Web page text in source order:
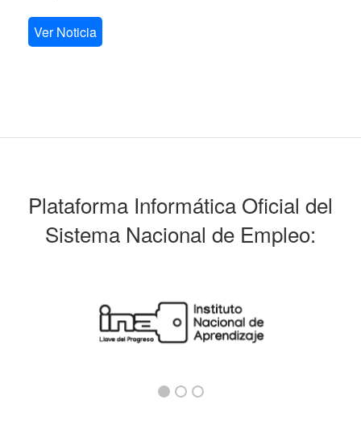
Ver Noticia
Plataforma Informática Oficial del
Sistema Nacional de Empleo: